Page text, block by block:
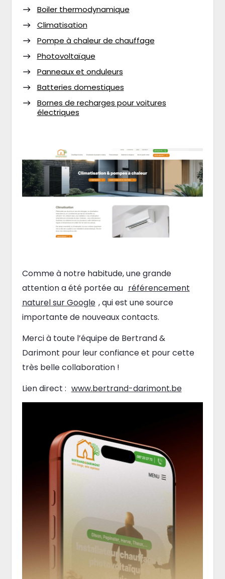
Boiler thermodynamique
Climatisation
Pompe à chaleur de chauffage
Photovoltaïque
Panneaux et onduleurs
Batteries domestiques
Bornes de recharges pour voitures
électriques
Comme à notre habitude, une grande
attention a été portée au référencement
naturel sur Google , qui est une source
importante de nouveaux contacts.
Merci à toute l’équipe de Bertrand &
Darimont pour leur confiance et pour cette
très belle collaboration !
Lien direct : www.bertrand-darimont.be